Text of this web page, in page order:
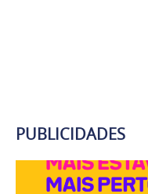
PUBLICIDADES